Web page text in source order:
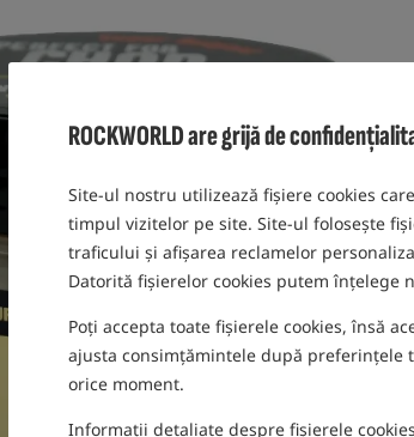
ROCKWORLD are grijă de
Site-ul nostru utilizează fișiere cookies
timpul vizitelor pe site. Site-ul folosește
traficului și afișarea reclamelor
Datorită fișierelor cookies putem înțelege
Poți accepta toate fișierele cookies, însă
ajusta consimțămintele după preferințele
orice moment.
Informații detaliate despre fișierele